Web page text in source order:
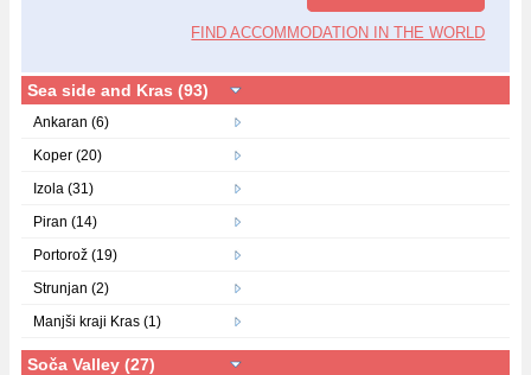
FIND ACCOMMODATION IN THE WORLD
Sea side and Kras (93)
Ankaran (6)
Koper (20)
Izola (31)
Piran (14)
Portorož (19)
Strunjan (2)
Manjši kraji Kras (1)
Soča Valley (27)